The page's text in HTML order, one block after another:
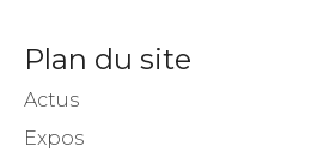
Plan du site
Actus
Expos